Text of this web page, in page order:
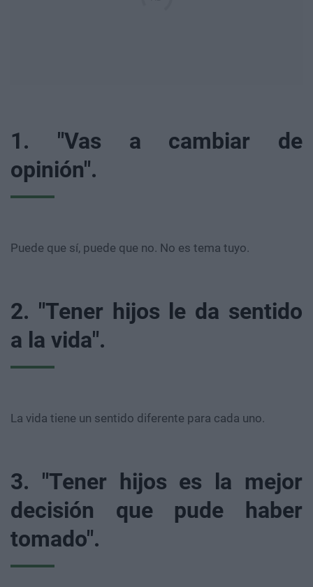
1. "Vas a cambiar de
opinión".
Puede que sí, puede que no. No es tema tuyo.
2. "Tener hijos le da sentido
a la vida".
La vida tiene un sentido diferente para cada uno.
3. "Tener hijos es la mejor
decisión que pude haber
tomado".